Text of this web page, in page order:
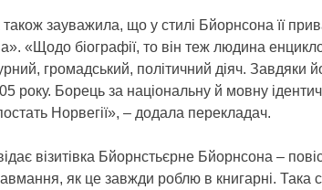
також зауважила, що у стилі Бйорнсона її
«Щодо біографії, то він теж людина
громадський, політичний діяч. Завдяки
року. Борець за національну й мовну
Норвегії», – додала перекладач.
візитівка Бйорнстьєрне Бйорнсона –
як це завжди роблю в книгарні.